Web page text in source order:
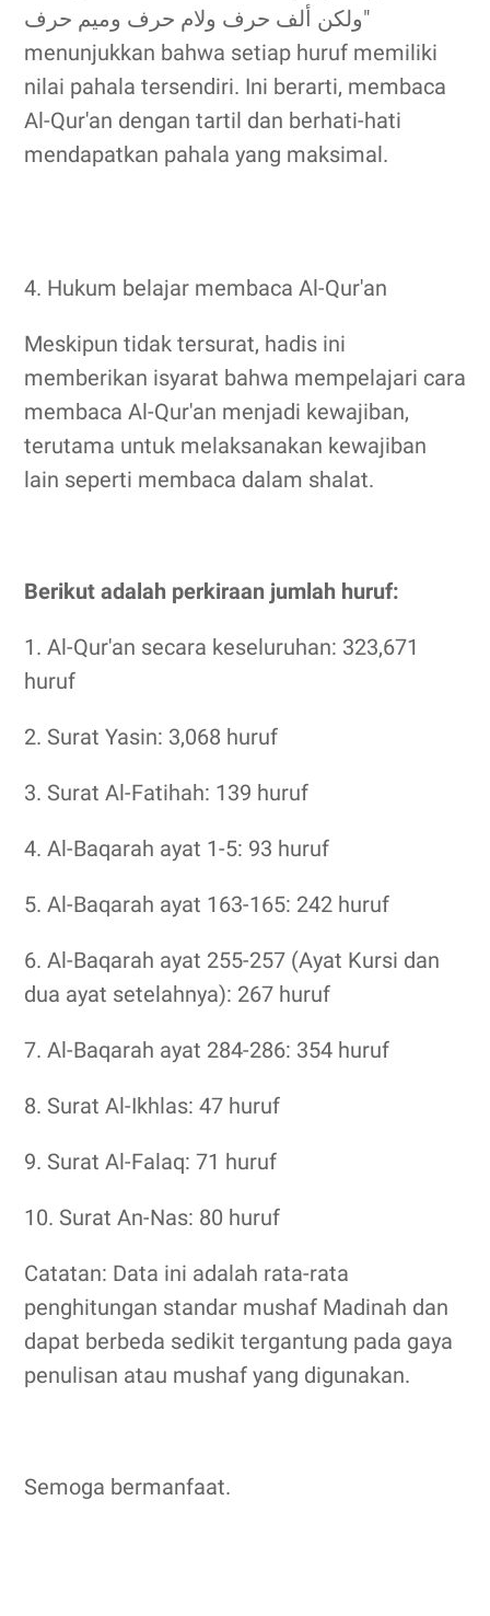
ولكن ألف حرف ولام حرف وميم حرف"
menunjukkan bahwa setiap huruf memiliki
nilai pahala tersendiri. Ini berarti, membaca
Al-Qur'an dengan tartil dan berhati-hati
mendapatkan pahala yang maksimal.
4. Hukum belajar membaca Al-Qur'an
Meskipun tidak tersurat, hadis ini
memberikan isyarat bahwa mempelajari cara
membaca Al-Qur'an menjadi kewajiban,
terutama untuk melaksanakan kewajiban
lain seperti membaca dalam shalat.
Berikut adalah perkiraan jumlah huruf:
1. Al-Qur'an secara keseluruhan: 323,671
huruf
2. Surat Yasin: 3,068 huruf
3. Surat Al-Fatihah: 139 huruf
4. Al-Baqarah ayat 1-5: 93 huruf
5. Al-Baqarah ayat 163-165: 242 huruf
6. Al-Baqarah ayat 255-257 (Ayat Kursi dan
dua ayat setelahnya): 267 huruf
7. Al-Baqarah ayat 284-286: 354 huruf
8. Surat Al-Ikhlas: 47 huruf
9. Surat Al-Falaq: 71 huruf
10. Surat An-Nas: 80 huruf
Catatan: Data ini adalah rata-rata
penghitungan standar mushaf Madinah dan
dapat berbeda sedikit tergantung pada gaya
penulisan atau mushaf yang digunakan.
Semoga bermanfaat.